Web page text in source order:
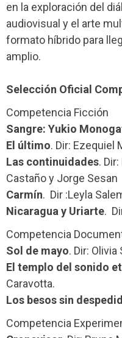
en la exploración del
audiovisual y el arte
formato híbrido para
amplio.
Selección Oficial
Competencia Ficción
Sangre: Yukio
El último. Dir: Ezequiel
Las continuidades.
Castaño y Jorge Sesan
Carmín. Dir :Leyla
Nicaragua y Uriarte.
Competencia
Sol de mayo. Dir:
El templo del sonido
Caravotta.
Los besos sin
Competencia